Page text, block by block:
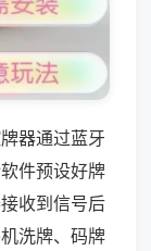
器通过蓝牙
件预设好牌
收到信号后
洗牌、码牌